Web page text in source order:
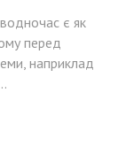
є як
перед
наприклад